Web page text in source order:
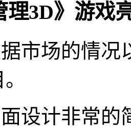
理3D》游戏
市场的情
设计非常